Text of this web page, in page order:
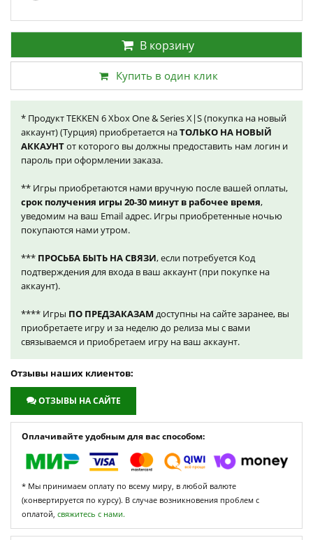
В корзину
Купить в один клик
* Продукт TEKKEN 6 Xbox One & Series X|S (покупка на новый
аккаунт) (Турция) приобретается наТОЛЬКО НА НОВЫЙ
АККАУНТот которого вы должны предоставить нам логин и
пароль при оформлении заказа.
** Игры приобретаются нами вручную после вашей оплаты,
срок получения игры 20-30 минут в рабочее время,
уведомим на ваш Email адрес. Игры приобретенные ночью
покупаются нами утром.
*** ПРОСЬБА БЫТЬ НА СВЯЗИ, если потребуется Код
подтверждения для входа в ваш аккаунт (при покупке на
аккаунт).
**** Игры ПО ПРЕДЗАКАЗАМ доступны на сайте заранее, вы
приобретаете игру и за неделю до релиза мы с вами
связываемся и приобретаем игру на ваш аккаунт.
Отзывы наших клиентов:
ОТЗЫВЫ НА САЙТЕ
Оплачивайте удобным для вас способом:
* Мы принимаем оплату по всему миру, в любой валюте
(конвертируется по курсу). В случае возникновения проблем с
оплатой, свяжитесь с нами.